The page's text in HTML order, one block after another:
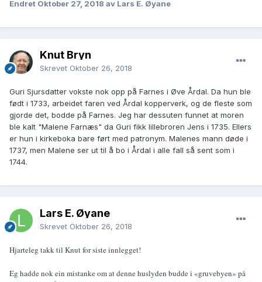
Endret Oktober 27, 2018 av Lars E. Øyane
Knut Bryn
Skrevet Oktober 26, 2018
Guri Sjursdatter vokste nok opp på Farnes i Øve Årdal. Da hun ble
født i 1733, arbeidet faren ved Årdal kopperverk, og de fleste som
gjorde det, bodde på Farnes. Jeg har dessuten funnet at moren
ble kalt "Malene Farnæs" da Guri fikk lillebroren Jens i 1735. Ellers
er hun i kirkeboka bare ført med patronym. Malenes mann døde i
1737, men Malene ser ut til å bo i Årdal i alle fall så sent som i
1744.
Lars E. Øyane
Skrevet Oktober 26, 2018
Hjarteleg takk til Knut for siste innlegget!
Eg hadde nok ein mistanke om at denne huslyden budde i «gruvebyen» på